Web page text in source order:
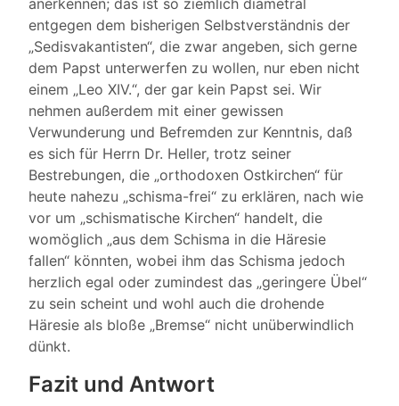
anerkennen; das ist so ziemlich diametral
entgegen dem bisherigen Selbstverständnis der
„Sedisvakantisten“, die zwar angeben, sich gerne
dem Papst unterwerfen zu wollen, nur eben nicht
einem „Leo XIV.“, der gar kein Papst sei. Wir
nehmen außerdem mit einer gewissen
Verwunderung und Befremden zur Kenntnis, daß
es sich für Herrn Dr. Heller, trotz seiner
Bestrebungen, die „orthodoxen Ostkirchen“ für
heute nahezu „schisma-frei“ zu erklären, nach wie
vor um „schismatische Kirchen“ handelt, die
womöglich „aus dem Schisma in die Häresie
fallen“ könnten, wobei ihm das Schisma jedoch
herzlich egal oder zumindest das „geringere Übel“
zu sein scheint und wohl auch die drohende
Häresie als bloße „Bremse“ nicht unüberwindlich
dünkt.
Fazit und Antwort